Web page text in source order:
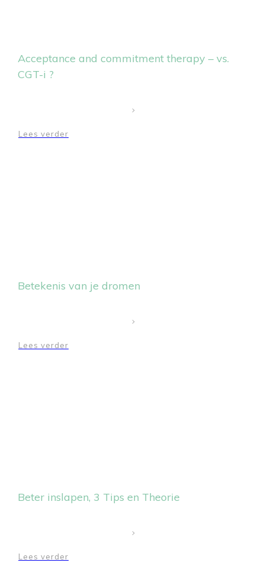
Acceptance and commitment therapy – vs.
CGT-i ?
Lees verder
Betekenis van je dromen
Lees verder
Beter inslapen, 3 Tips en Theorie
Lees verder